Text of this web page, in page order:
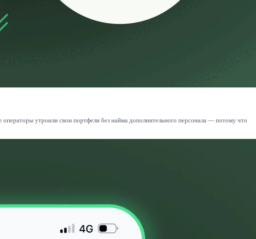
утроили свои портфели без найма дополнительного персонала — потому что